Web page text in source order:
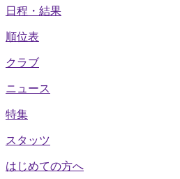
日程・結果
順位表
クラブ
ニュース
特集
スタッツ
はじめての方へ